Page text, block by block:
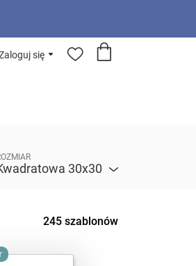
się
30x30
245 szablonów